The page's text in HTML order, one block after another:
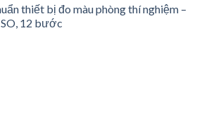
thiết bị đo màu phòng thí nghiệm –
12 bước